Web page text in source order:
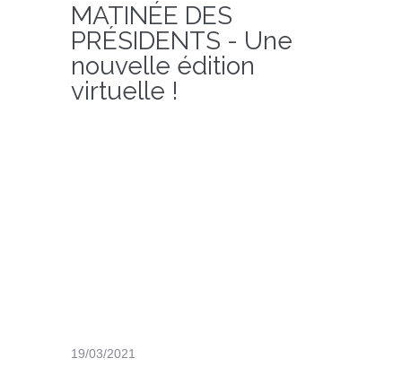
MATINÉE DES
PRÉSIDENTS - Une
nouvelle édition
virtuelle !
19/03/2021